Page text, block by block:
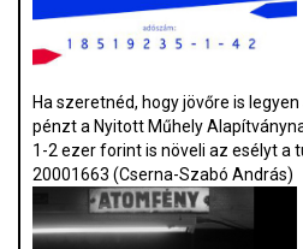
Ha szeretnéd, hogy jövőre is
pénzt a Nyitott Műhely
1-2 ezer forint is növeli az esélyt a
20001663 (Cserna-Szabó András)